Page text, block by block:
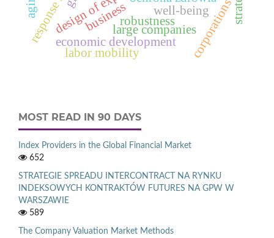
business corporations
large companies
well-being
economic development
labor mobility
robustness
MOST READ IN 90 DAYS
Index Providers in the Global Financial Market
652
STRATEGIE SPREADU INTERCONTRACT NA RYNKU
INDEKSOWYCH KONTRAKTÓW FUTURES NA GPW W
WARSZAWIE
589
The Company Valuation Market Methods